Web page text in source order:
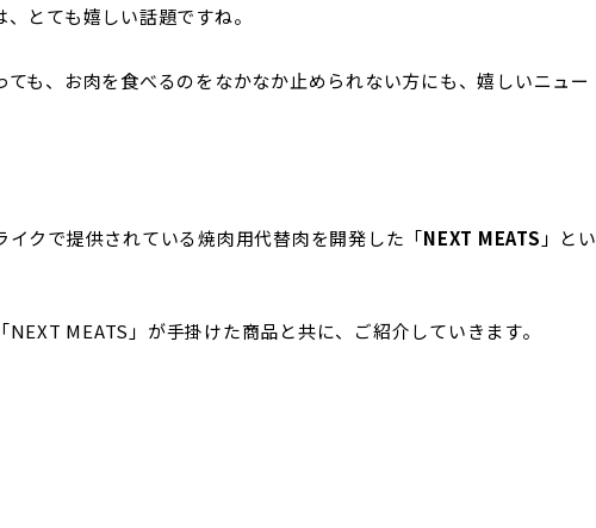
とても嬉しい話題ですね。
ても、お肉を食べるのをなかなか止められない方にも、嬉しいニュー
イクで提供されている焼肉用代替肉を開発した「NEXT MEATS 」とい
MEATS」が手掛けた商品と共に、ご紹介していきます。